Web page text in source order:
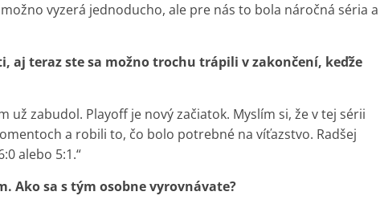
vyzerá jednoducho, ale pre nás to bola náročná séria a
aj teraz ste sa možno trochu trápili v zakončení, keďže
už zabudol. Playoff je nový začiatok. Myslím si, že v tej sérii
a robili to, čo bolo potrebné na víťazstvo. Radšej
alebo 5:1.“
Ako sa s tým osobne vyrovnávate?